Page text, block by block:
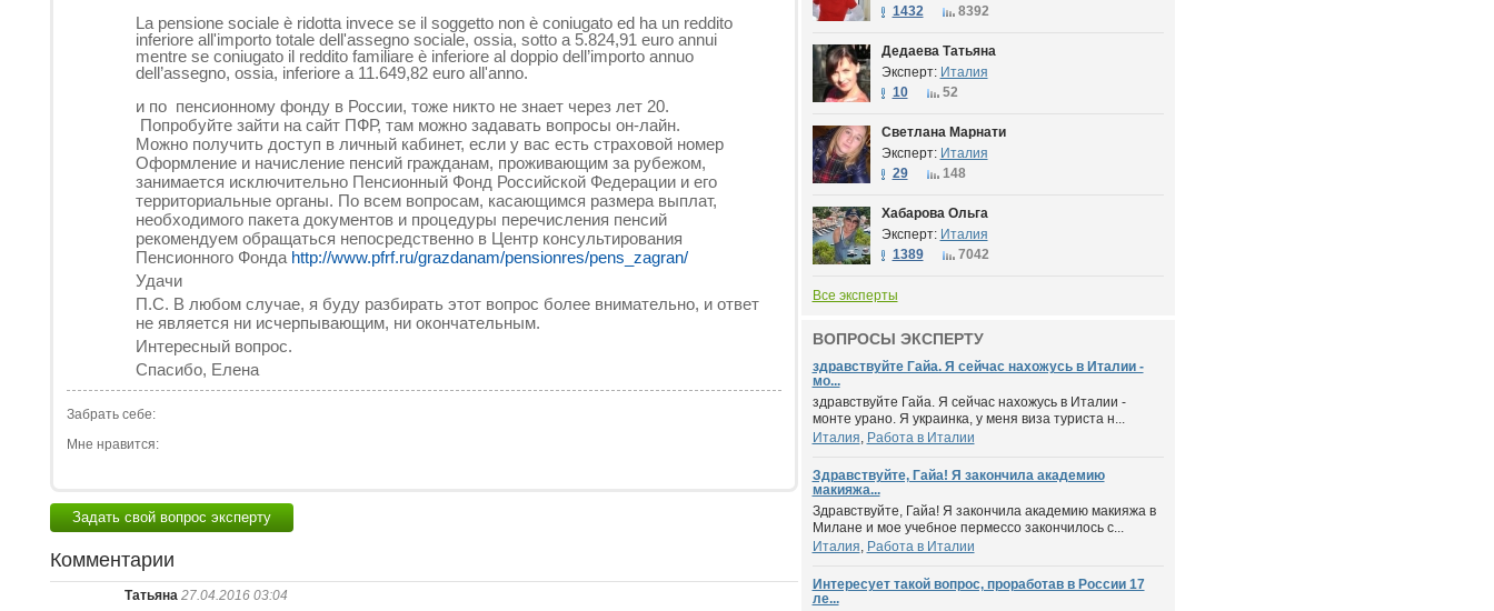
La pensione sociale è ridotta invece se il soggetto non è coniugato ed ha un reddito
inferiore all'importo totale dell'assegno sociale, ossia, sotto a 5.824,91 euro annui
mentre se coniugato il reddito familiare è inferiore al doppio dell’importo annuo
dell’assegno, ossia, inferiore a 11.649,82 euro all'anno.
и по пенсионному фонду в России, тоже никто не знает через лет 20.
Попробуйте зайти на сайт ПФР, там можно задавать вопросы он-лайн.
Можно получить доступ в личный кабинет, если у вас есть страховой номер
Оформление и начисление пенсий гражданам, проживающим за рубежом,
занимается исключительно Пенсионный Фонд Российской Федерации и его
территориальные органы. По всем вопросам, касающимся размера выплат,
необходимого пакета документов и процедуры перечисления пенсий
рекомендуем обращаться непосредственно в Центр консультирования
Пенсионного Фонда http://www.pfrf.ru/grazdanam/pensionres/pens_zagran/
Удачи
П.С. В любом случае, я буду разбирать этот вопрос более внимательно, и ответ
не является ни исчерпывающим, ни окончательным.
Интересный вопрос.
Спасибо, Елена
Забрать себе:
Мне нравится:
Задать свой вопрос эксперту
Комментарии
Татьяна 27.04.2016 03:04
1432
8392
Дедаева Татьяна
Эксперт: Италия
10
52
Светлана Марнати
Эксперт: Италия
29
148
Хабарова Ольга
Эксперт: Италия
1389
7042
Все эксперты
ВОПРОСЫ ЭКСПЕРТУ
здравствуйте Гайа. Я сейчас нахожусь в Италии -
мо...
здравствуйте Гайа. Я сейчас нахожусь в Италии -
монте урано. Я украинка, у меня виза туриста н...
Италия, Работа в Италии
Здравствуйте, Гайа! Я закончила академию
макияжа...
Здравствуйте, Гайа! Я закончила академию макияжа в
Милане и мое учебное пермессо закончилось с...
Италия, Работа в Италии
Интересует такой вопрос, проработав в России 17
ле...